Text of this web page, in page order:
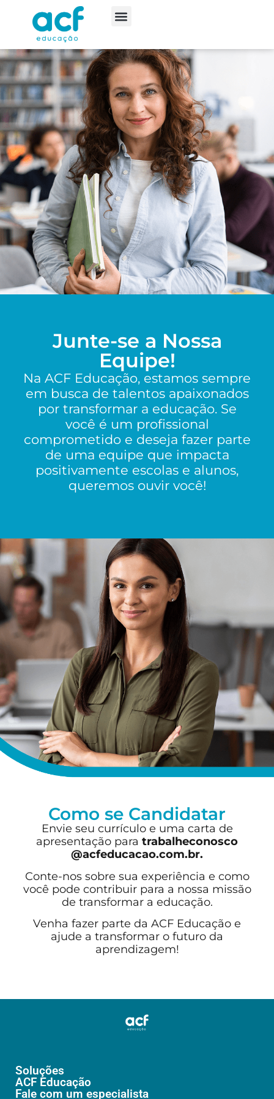
Junte-se a Nossa
Equipe!
Na ACF Educação, estamos sempre
em busca de talentos apaixonados
por transformar a educação. Se
você é um profissional
comprometido e deseja fazer parte
de uma equipe que impacta
positivamente escolas e alunos,
queremos ouvir você!
Como se Candidatar
Envie seu currículo e uma carta de
apresentação para trabalheconosco
@acfeducacao.com.br.
Conte-nos sobre sua experiência e como
você pode contribuir para a nossa missão
de transformar a educação.
Venha fazer parte da ACF Educação e
ajude a transformar o futuro da
aprendizagem!
Soluções
ACF Educação
Fale com um especialista